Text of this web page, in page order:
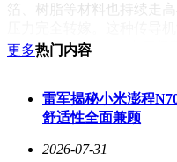
箔、树脂等材料也持续走
产周期超2个月、AI专用极
AI需求的真实增长得到多
价，实质是AI产能扩张对
伟达Rubin架构产品在下半
更多热门内容
雷军揭秘小米澎程
舒适性全面兼顾
2026-07-31